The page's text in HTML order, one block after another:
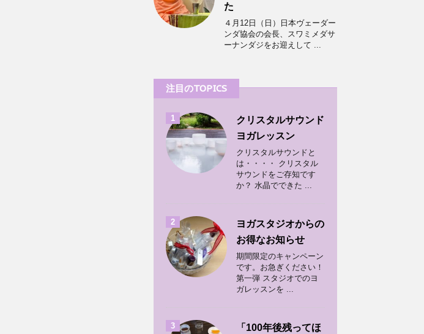
た
４月12日（日）日本ヴェーダー
ンダ協会の会長、スワミメダサ
ーナンダジをお迎えして ...
注目のTOPICS
1
クリスタルサウンド
ヨガレッスン
クリスタルサウンドと
は・・・・ クリスタル
サウンドをご存知です
か？ 水晶でできた ...
2
ヨガスタジオからの
お得なお知らせ
期間限定のキャンペーン
です。お急ぎください！
第一弾 スタジオでのヨ
ガレッスンを ...
3
「100年後残ってほ